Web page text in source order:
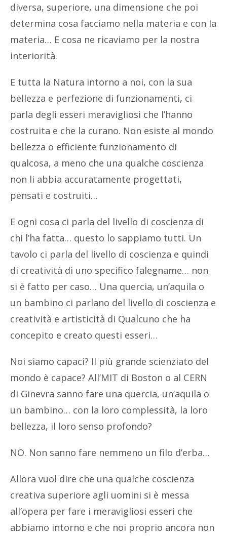
diversa, superiore, una dimensione che poi
determina cosa facciamo nella materia e con la
materia… E cosa ne ricaviamo per la nostra
interiorità.
E tutta la Natura intorno a noi, con la sua
bellezza e perfezione di funzionamenti, ci
parla degli esseri meravigliosi che l’hanno
costruita e che la curano. Non esiste al mondo
bellezza o efficiente funzionamento di
qualcosa, a meno che una qualche coscienza
non li abbia accuratamente progettati,
pensati e costruiti…
E ogni cosa ci parla del livello di coscienza di
chi l’ha fatta… questo lo sappiamo tutti. Un
tavolo ci parla del livello di coscienza e quindi
di creatività di uno specifico falegname… non
si è fatto per caso… Una quercia, un’aquila o
un bambino ci parlano del livello di coscienza e
creatività e artisticità di Qualcuno che ha
concepito e creato questi esseri…
Noi siamo capaci? Il più grande scienziato del
mondo è capace? All’MIT di Boston o al CERN
di Ginevra sanno fare una quercia, un’aquila o
un bambino… con la loro complessità, la loro
bellezza, il loro senso profondo?
NO. Non sanno fare nemmeno un filo d’erba…
Allora vuol dire che una qualche coscienza
creativa superiore agli uomini si è messa
all’opera per fare i meravigliosi esseri che
abbiamo intorno e che noi proprio ancora non